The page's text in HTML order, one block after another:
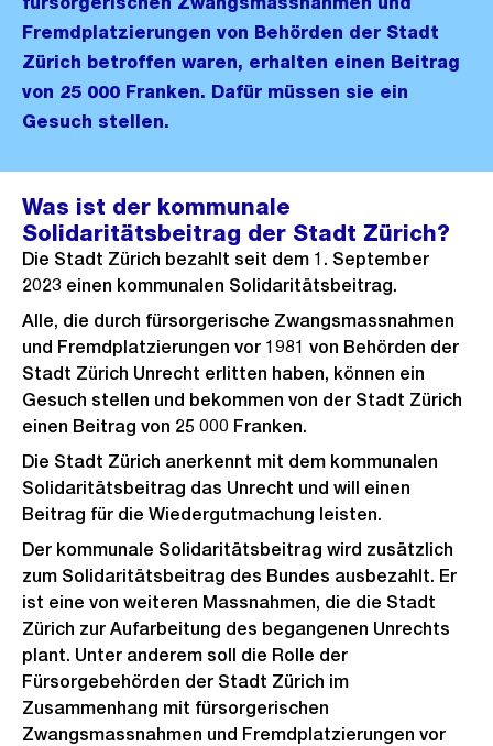
Fremdplatzierungen von Behörden der Stadt
Zürich betroffen waren, erhalten einen Beitrag
von 25 000 Franken. Dafür müssen sie ein
Gesuch stellen.
Was ist der kommunale
Solidaritätsbeitrag der Stadt Zürich?
Die Stadt Zürich bezahlt seit dem 1. September
2023 einen kommunalen Solidaritätsbeitrag.
Alle, die durch fürsorgerische Zwangsmassnahmen
und Fremdplatzierungen vor 1981 von Behörden der
Stadt Zürich Unrecht erlitten haben, können ein
Gesuch stellen und bekommen von der Stadt Zürich
einen Beitrag von 25 000 Franken.
Die Stadt Zürich anerkennt mit dem kommunalen
Solidaritätsbeitrag das Unrecht und will einen
Beitrag für die Wiedergutmachung leisten.
Der kommunale Solidaritätsbeitrag wird zusätzlich
zum Solidaritätsbeitrag des Bundes ausbezahlt. Er
ist eine von weiteren Massnahmen, die die Stadt
Zürich zur Aufarbeitung des begangenen Unrechts
plant. Unter anderem soll die Rolle der
Fürsorgebehörden der Stadt Zürich im
Zusammenhang mit fürsorgerischen
Zwangsmassnahmen und Fremdplatzierungen vor